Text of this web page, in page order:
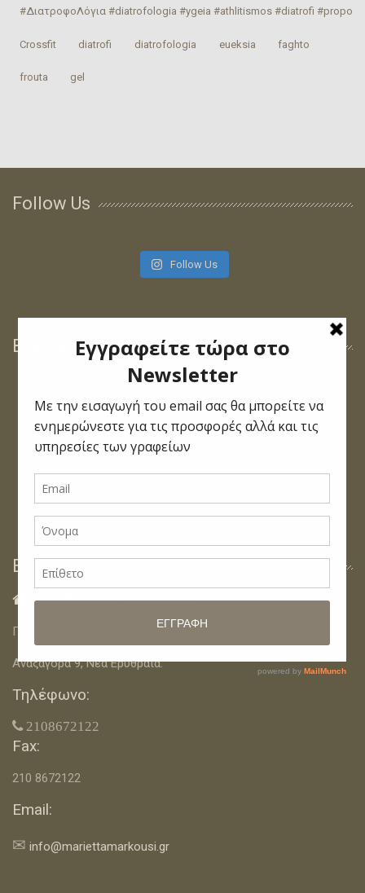
#ΔιατροφοΛόγια #diatrofologia #ygeia #athlitismos #diatrofi
Crossfit ‎diatrofi‬ ‎diatrofologia‬ ‎eueksia‬ faghto
‎frouta gel
Follow Us
Follow Us
Βρείτε μας στο Facebook
Επικοινωνία
 Διευθύνσεις Γραφείων:
Πίνδου 12, Νέα Φιλαδέλφεια.
Αναξαγόρα 9, Νέα Ερυθραία.
Τηλέφωνο:
 2108672122
Fax:
210 8672122
Email:
✉ info@mariettamarkousi.gr